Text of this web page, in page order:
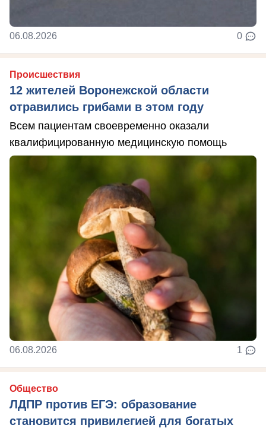
06.08.2026 0
Происшествия
12 жителей Воронежской области
отравились грибами в этом году
Всем пациентам своевременно оказали
квалифицированную медицинскую помощь
06.08.2026 1
Общество
ЛДПР против ЕГЭ: образование
становится привилегией для богатых